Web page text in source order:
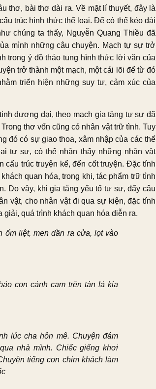
thơ, bài thơ dài ra. Về mặt lí thuyết, đây là
trúc hình thức thể loại. Để có thể kéo dài
chúng ta thấy, Nguyễn Quang Thiều đã
mình những câu chuyện. Mạch tự sự trở
trong ý đồ tháo tung hình thức lời văn của
trở thành một mạch, một cái lõi để từ đó
triển hiện những suy tư, cảm xúc của
đương đại, theo mạch gia tăng tự sự đã
thơ vốn cũng có nhân vật trữ tình. Tuy
đó có sự giao thoa, xâm nhập của các thể
tự sự, có thể nhận thấy những nhân vật
cấu trúc truyện kể, đến cốt truyện. Đặc tính
quan hóa, trong khi, tác phẩm trữ tình
Do vậy, khi gia tăng yếu tố tự sự, đẩy câu
vật, cho nhân vật đi qua sự kiện, đặc tính
quá trình khách quan hóa diễn ra.
ốm liệt, men dần ra cửa, lọt vào
con cánh cam trên tán lá kia
lúc cha hôn mê. Chuyện đám
nhà mình. Chiếc giếng khơi
tiếng con chim khách làm